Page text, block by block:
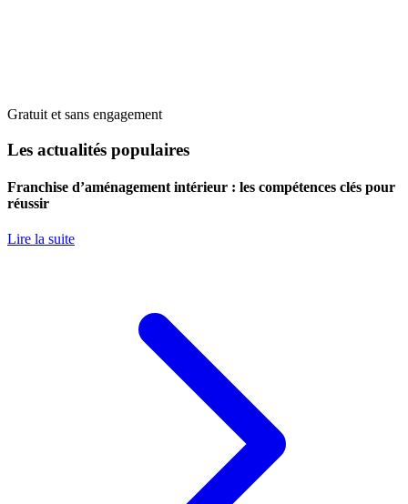
Gratuit et sans engagement
Les actualités populaires
Franchise d’aménagement intérieur : les compétences clés pour
réussir
Lire la suite